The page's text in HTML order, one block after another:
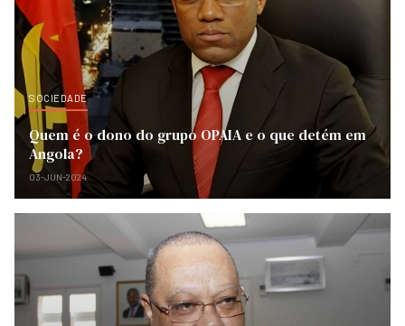
SOCIEDADE
Quem é o dono do grupo OPAIA e o que detém em
Angola?
03-JUN-2024